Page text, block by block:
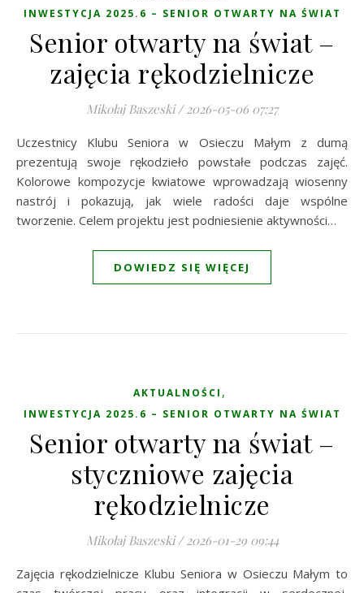
INWESTYCJA 2025.6 – SENIOR OTWARTY NA ŚWIAT
Senior otwarty na świat –
zajęcia rękodzielnicze
Mikołaj Baszeski / 2026-05-06 07:27
Uczestnicy Klubu Seniora w Osieczu Małym z dumą
prezentują swoje rękodzieło powstałe podczas zajęć.
Kolorowe kompozycje kwiatowe wprowadzają wiosenny
nastrój i pokazują, jak wiele radości daje wspólne
tworzenie. Celem projektu jest podniesienie aktywności…
DOWIEDZ SIĘ WIĘCEJ
AKTUALNOŚCI ,
INWESTYCJA 2025.6 – SENIOR OTWARTY NA ŚWIAT
Senior otwarty na świat –
styczniowe zajęcia
rękodzielnicze
Mikołaj Baszeski / 2026-01-29 09:44
Zajęcia rękodzielnicze Klubu Seniora w Osieczu Małym to